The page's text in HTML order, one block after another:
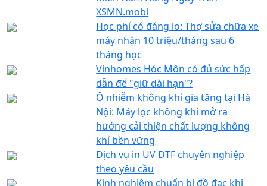
XSMN.mobi
Học phí có đáng lo: Thợ sửa chữa xe
máy nhận 10 triệu/tháng sau 6
tháng học
Vinhomes Hóc Môn có đủ sức hấp
dẫn để "giữ dài hạn"?
Ô nhiễm không khí gia tăng tại Hà
Nội: Máy lọc không khí mở ra
hướng cải thiện chất lượng không
khí bền vững
Dịch vụ in UV DTF chuyên nghiệp
theo yêu cầu
Kinh nghiệm chuẩn bị đồ đạc khi